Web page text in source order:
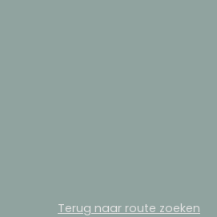
Terug naar route zoeken